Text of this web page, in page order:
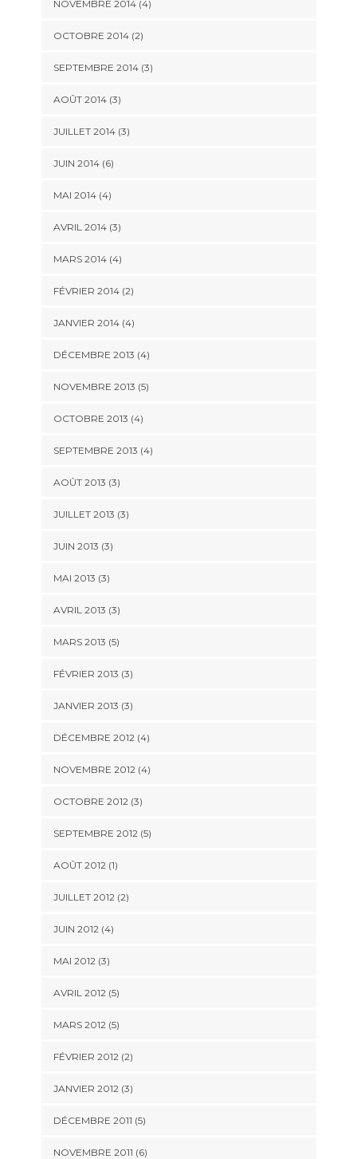
NOVEMBRE 2014(4)
OCTOBRE 2014(2)
SEPTEMBRE 2014(3)
AOÛT 2014(3)
JUILLET 2014(3)
JUIN 2014(6)
MAI 2014(4)
AVRIL 2014(3)
MARS 2014(4)
FÉVRIER 2014(2)
JANVIER 2014(4)
DÉCEMBRE 2013 (4)
NOVEMBRE 2013 (5)
OCTOBRE 2013 (4)
SEPTEMBRE 2013 (4)
AOÛT 2013 (3)
JUILLET 2013 (3)
JUIN 2013 (3)
MAI 2013 (3)
AVRIL 2013 (3)
MARS 2013 (5)
FÉVRIER 2013 (3)
JANVIER 2013 (3)
DÉCEMBRE 2012(4)
NOVEMBRE 2012(4)
OCTOBRE 2012(3)
SEPTEMBRE 2012(5)
AOÛT 2012(1)
JUILLET 2012(2)
JUIN 2012(4)
MAI 2012(3)
AVRIL 2012(5)
MARS 2012(5)
FÉVRIER 2012(2)
JANVIER 2012(3)
DÉCEMBRE 2011 (5)
NOVEMBRE 2011 (6)